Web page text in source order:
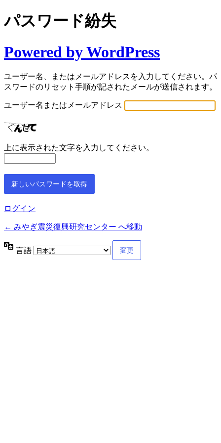
パスワード紛失
Powered by WordPress
ユーザー名、またはメールアドレスを入力してください。パ
スワードのリセット手順が記されたメールが送信されます。
ユーザー名またはメールアドレス
上に表示された文字を入力してください。
ログイン
← みやぎ震災復興研究センター へ移動
言語